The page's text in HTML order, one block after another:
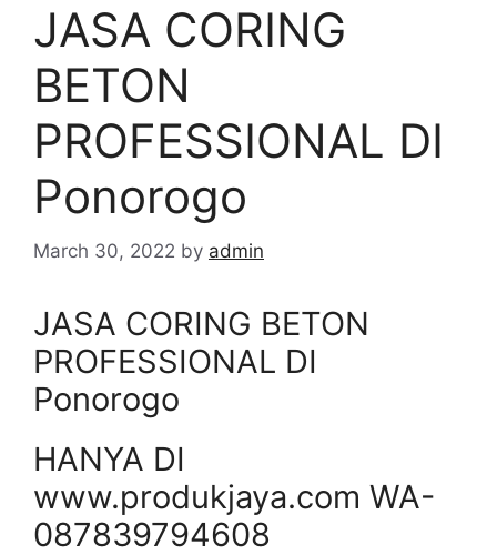
JASA CORING
BETON
PROFESSIONAL DI
Ponorogo
March 30, 2022 by admin
JASA CORING BETON
PROFESSIONAL DI
Ponorogo
HANYA DI
www.produkjaya.com WA-
087839794608